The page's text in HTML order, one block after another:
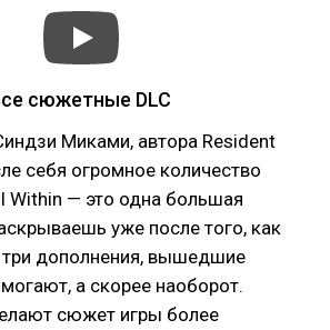
сюжетные DLC
Миками, автора Resident
себя огромное количество
Within — это одна большая
уже после того, как
дополнения, вышедшие
а скорее наоборот.
сюжет игры более